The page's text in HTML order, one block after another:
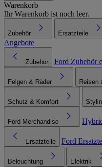
Warenkorb
Ihr Warenkorb ist noch leer.
Zubehör Ersatzteile
Angebote
Zubehör Ford Zubehör
Felgen & Räder Reisen
Schutz & Komfort
Ford Merchandise
Ersatzteile Ford
Beleuchtung Elektrik